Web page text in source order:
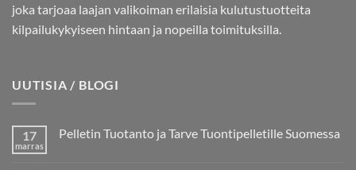
joka tarjoaa laajan valikoiman erilaisia kulutustuotteita
kilpailukykyiseen hintaan ja nopeilla toimituksilla.
UUTISIA / BLOGI
17
marras
Pelletin Tuotanto ja Tarve Tuontipelletille Suomessa